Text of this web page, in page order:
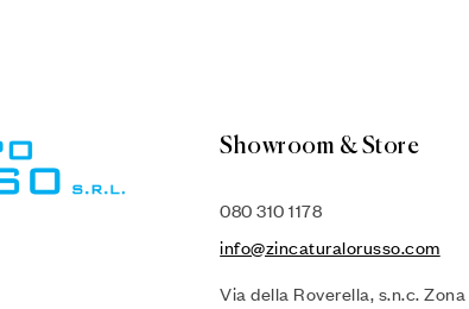
Showroom & Store
080 310 1178
info@zincaturalorusso.com
Via della Roverella, s.n.c.